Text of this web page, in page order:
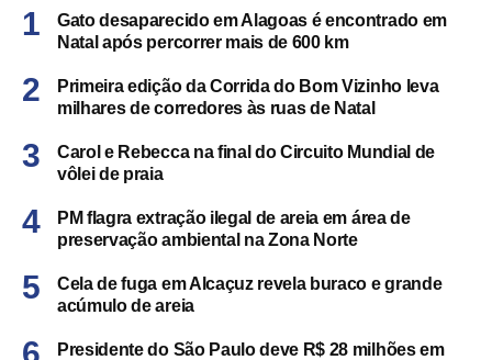
Gato desaparecido em Alagoas é encontrado em
Natal após percorrer mais de 600 km
Primeira edição da Corrida do Bom Vizinho leva
milhares de corredores às ruas de Natal
Carol e Rebecca na final do Circuito Mundial de
vôlei de praia
PM flagra extração ilegal de areia em área de
preservação ambiental na Zona Norte
Cela de fuga em Alcaçuz revela buraco e grande
acúmulo de areia
Presidente do São Paulo deve R$ 28 milhões em